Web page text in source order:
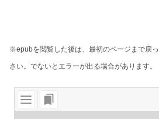
※epubを閲覧した後は、最初のページまで戻
さい。でないとエラーが出る場合があります。